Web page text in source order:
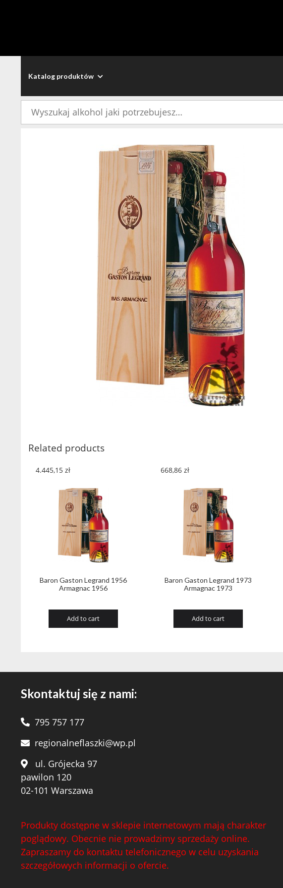
Katalog produktów
Related products
Baron Gaston Legrand 1956
Armagnac 1956
4.445,15 zł
Add to cart
Baron Gaston Legrand 1973
Armagnac 1973
668,86 zł
Add to cart
Skontaktuj się z nami:
795 757 177
regionalneflaszki@wp.pl
ul. Grójecka 97
pawilon 120
02-101 Warszawa
Produkty dostępne w sklepie internetowym mają charakter
poglądowy. Obecnie nie prowadzimy sprzedaży online.
Zapraszamy do kontaktu telefonicznego w celu uzyskania
szczegółowych informacji o ofercie.